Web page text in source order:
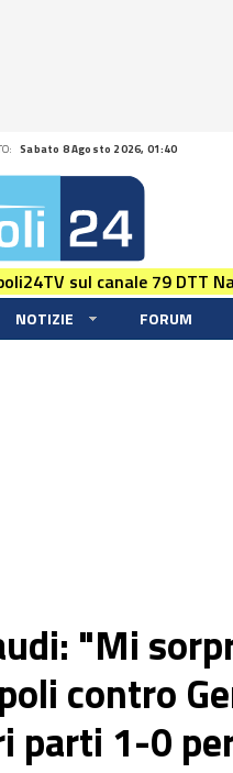
Sabato 8 Agosto 2026, 01:40
sul canale 79 DTT
NOTIZIE FORUM
"Mi
contro
parti 1-0